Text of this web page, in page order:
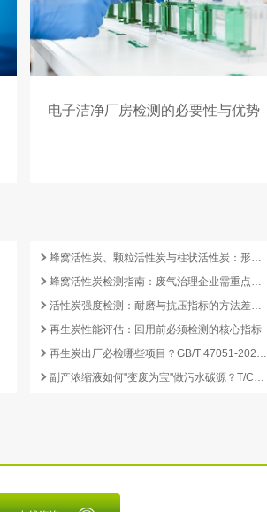
电子洁净厂房检测的必要性与优势
蜂窝活性炭、颗粒活性炭与柱状活性炭：形态差异与检测重点对照
蜂窝活性炭检测指南：废气治理企业需重点关注的5项核心指标
活性炭强度检测：耐磨与抗压指标的方法差异及验收意义
再生炭性能评估：回用前必须检测的核心指标
再生炭出厂必检哪些项目？GB/T 47051-2026 再生活性炭检测清单这样列
副产浓缩液如何"变废为宝"做污水碳源？T/CCEIA 0006-2026 核心解读